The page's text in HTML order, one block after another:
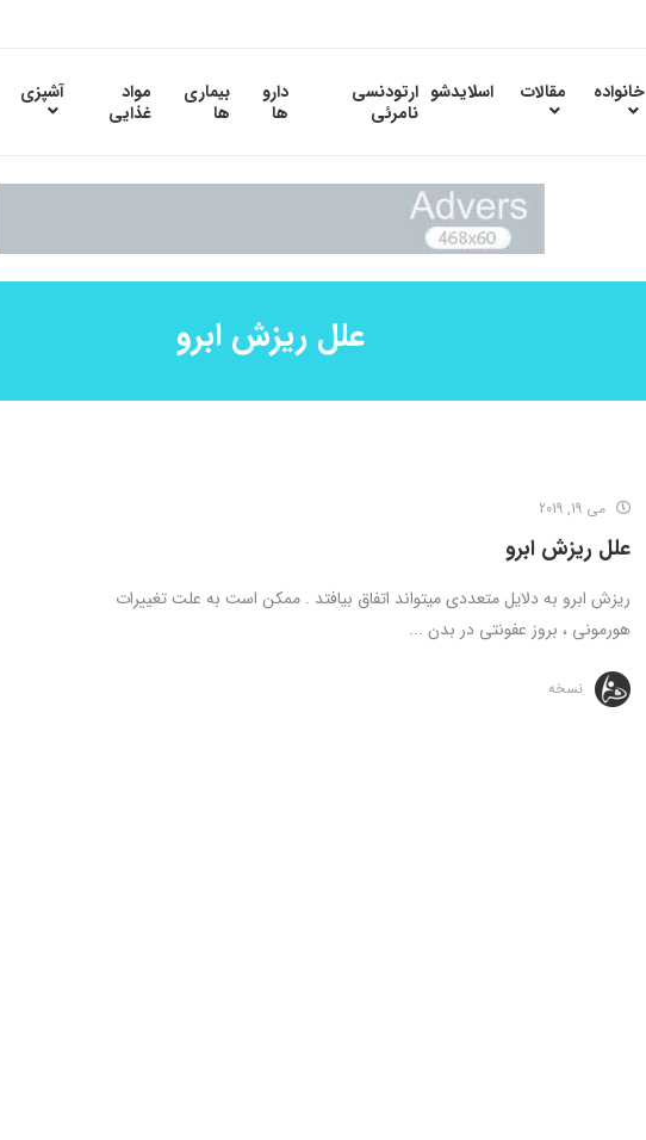
خانواده مقالات اسلایدشو ارتودنسی
نامرئی
دارو
ها
بیماری
ها
مواد
غذایی
آشپزی
علل ریزش ابرو
می 19, 2019
علل ریزش ابرو
ریزش ابرو به دلایل متعددی میتواند اتفاق بیافتد . ممکن است به علت تغییرات
هورمونی ، بروز عفونتی در بدن ...
نسخه